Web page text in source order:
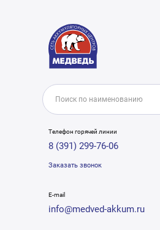
Телефон горячей линии
8 (391) 299-76-06
Заказать звонок
E-mail
info@medved-akkum.ru